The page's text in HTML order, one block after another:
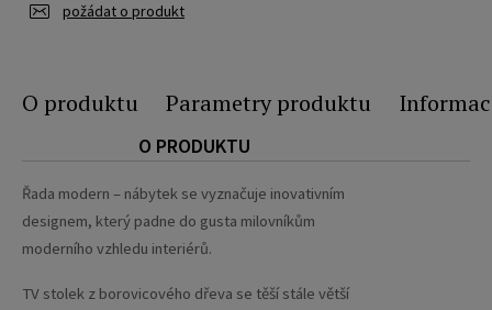
požádat o produkt
O produktu Parametry produktu
O PRODUKTU
Řada modern – nábytek se vyznačuje inovativním
designem, který padne do gusta milovníkům
moderního vzhledu interiérů.
TV stolek z borovicového dřeva se těší stále větší